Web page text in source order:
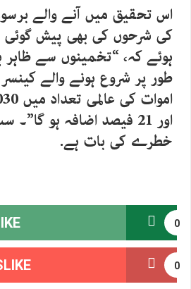
اس تحقیق میں آنے والے
کی شرحوں کی بھی پیش گوئی
ہوئے کہ، “تخمینوں سے ظاہر
طور پر شروع ہونے والے
اور 21 فیصد اضافہ ہو
خطرے کی بات ہے.
0
0